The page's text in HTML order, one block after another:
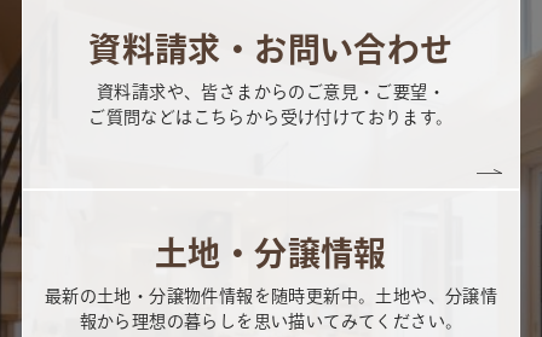
資料請求・お問い合わせ
資料請求や、皆さまからのご意見・ご要望・
ご質問などはこちらから受け付けております。
土地・分譲情報
最新の土地・分譲物件情報を随時更新中。土地や、分譲情
報から理想の暮らしを思い描いてみてください。